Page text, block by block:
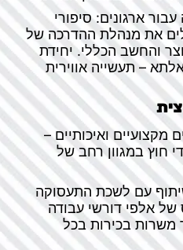
ארגונים: סיפורי
את מנהלת ההדרכה של
והחשב הכללי. יחידת
– תעשייה אווירית
מקצועיים ואיכותיים –
חוץ במגוון רחב של
עם לשכת התעסוקה
של אלפי דורשי עבודה
משרות בכירות בכל